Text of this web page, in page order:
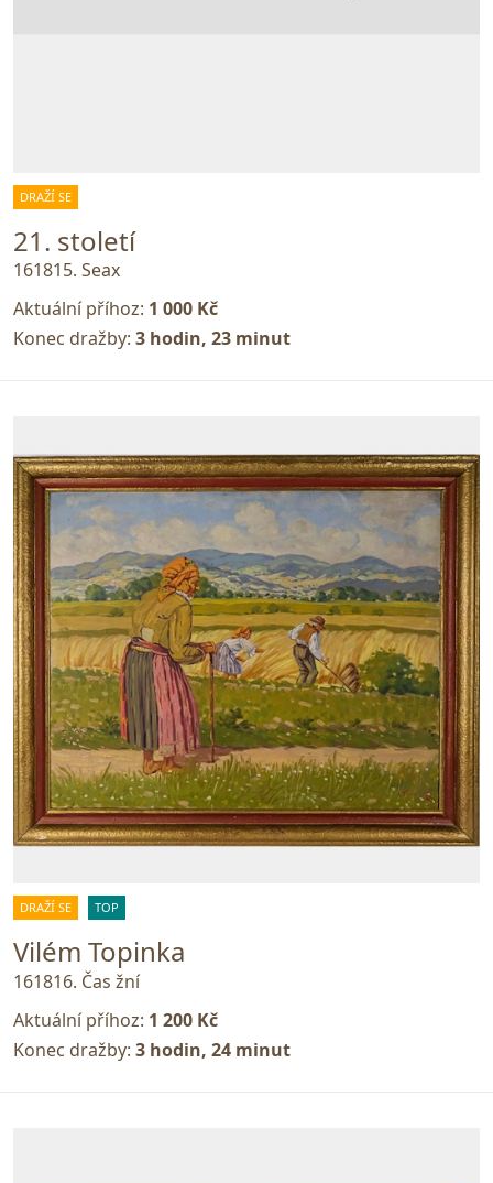
DRAŽÍ SE
21. století
161815. Seax
Aktuální příhoz: 1 000 Kč
Konec dražby: 3 hodin, 23 minut
DRAŽÍ SE TOP
Vilém Topinka
161816. Čas žní
Aktuální příhoz: 1 200 Kč
Konec dražby: 3 hodin, 24 minut